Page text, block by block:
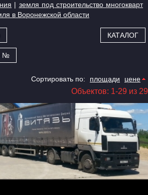
| земля под строительство многокварт
в Воронежской области
КАТАЛОГ
№
Сортировать по: площади цене
Объектов: 1-29 из 29